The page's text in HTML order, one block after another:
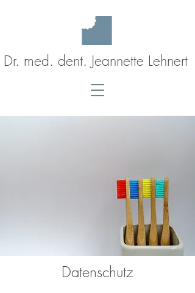
Dr. med. dent. Jeannette Lehnert
Datenschutz